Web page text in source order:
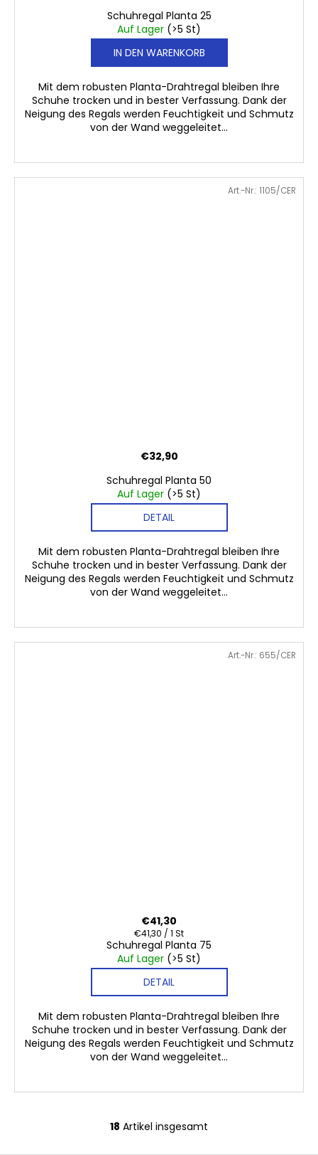
Schuhregal Planta 25
Auf Lager (>5 St)
IN DEN WARENKORB
Mit dem robusten Planta-Drahtregal bleiben Ihre
Schuhe trocken und in bester Verfassung. Dank der
Neigung des Regals werden Feuchtigkeit und Schmutz
von der Wand weggeleitet...
Schuhregal Planta 50
Auf Lager (>5 St)
€32,90
DETAIL
Mit dem robusten Planta-Drahtregal bleiben Ihre
Schuhe trocken und in bester Verfassung. Dank der
Neigung des Regals werden Feuchtigkeit und Schmutz
von der Wand weggeleitet...
Art.-Nr.: 1105/CER
Schuhregal Planta 75
Auf Lager (>5 St)
€41,30
Verkaufspreis:
€41,30 / 1 St
DETAIL
Mit dem robusten Planta-Drahtregal bleiben Ihre
Schuhe trocken und in bester Verfassung. Dank der
Neigung des Regals werden Feuchtigkeit und Schmutz
von der Wand weggeleitet...
Art.-Nr.: 655/CER
S
t
18 Artikel insgesamt